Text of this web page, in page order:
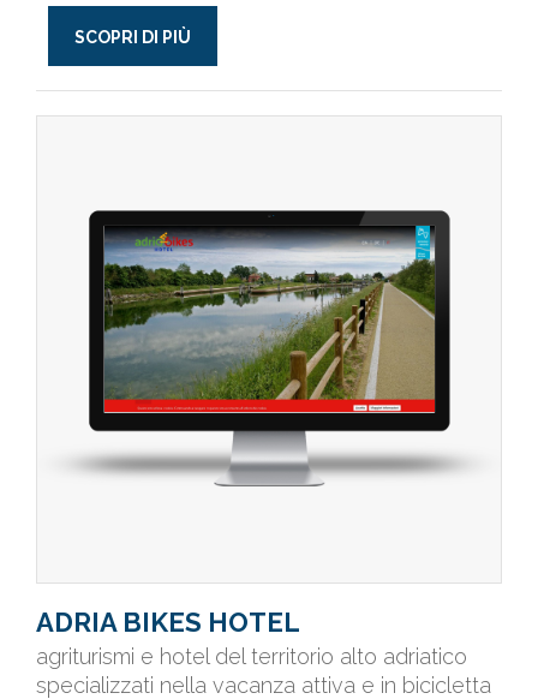
SCOPRI DI PIÙ
ADRIA BIKES HOTEL
agriturismi e hotel del territorio alto adriatico
specializzati nella vacanza attiva e in bicicletta